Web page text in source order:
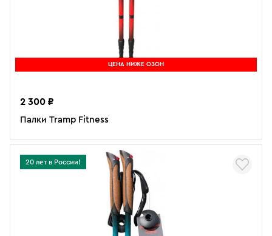
ЦЕНА НИЖЕ ОЗОН
2 300 ₽
Палки Tramp Fitness
20 лет в России!